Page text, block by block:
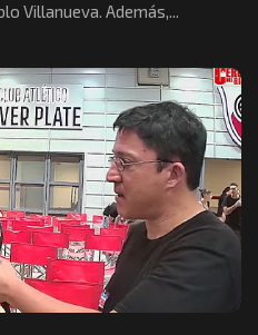
Villanueva. Además,...